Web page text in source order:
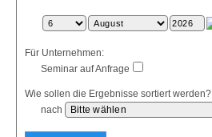
Für Unternehmen:
Seminar auf Anfrage
Wie sollen die Ergebnisse sortiert werden?
nach